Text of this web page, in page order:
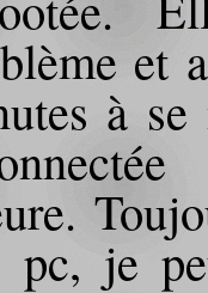
et
à
pc, je